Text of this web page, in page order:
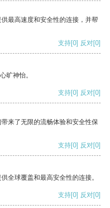
最高速度和安全性的连接，并帮
支持[0] 反对[0]
旷神怡。
支持[0] 反对[0]
来了无限的流畅体验和安全性保
支持[0] 反对[0]
全球覆盖和最高安全性的连接。
支持[0] 反对[0]